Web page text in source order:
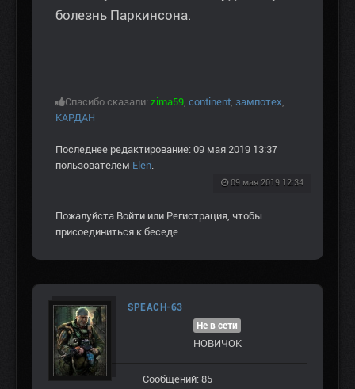
болезнь Паркинсона.
Спасибо сказали: zima59 continent зампотех
КАРДАН
Последнее редактирование: 09 мая 2019 13:37
пользователем Elen
09 мая 2019 12:34
Пожалуйста Войти или Регистрация , чтобы
присоединиться к беседе.
SPEACH-63
Не в сети
НОВИЧОК
Сообщений: 85